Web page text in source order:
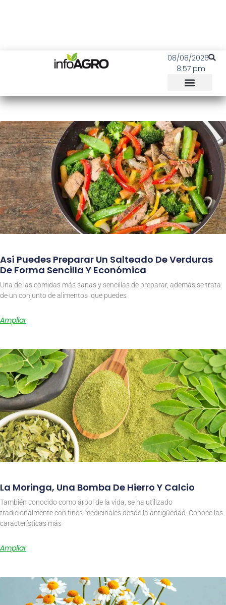
08/08/2026
8:57 pm
Así Puedes Preparar Un Salteado De Verduras
De Forma Sencilla Y Económica
Una de las comidas más sanas y sencillas de preparar, además se trata
de un conjunto de alimentos que puedes
Ampliar
La Moringa, Una Bomba De Hierro Y Calcio
También conocido como árbol de la vida, se ha utilizado
tradicionalmente con fines medicinales desde la antigüedad. Conoce las
características más
Ampliar